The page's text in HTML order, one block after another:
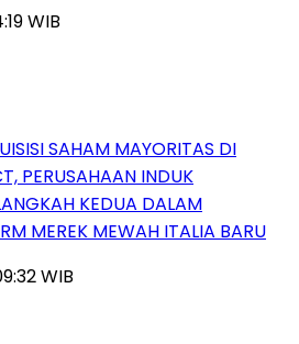
WIB
SAHAM MAYORITAS DI
PERUSAHAAN INDUK
KEDUA DALAM
MEREK MEWAH ITALIA BARU
WIB